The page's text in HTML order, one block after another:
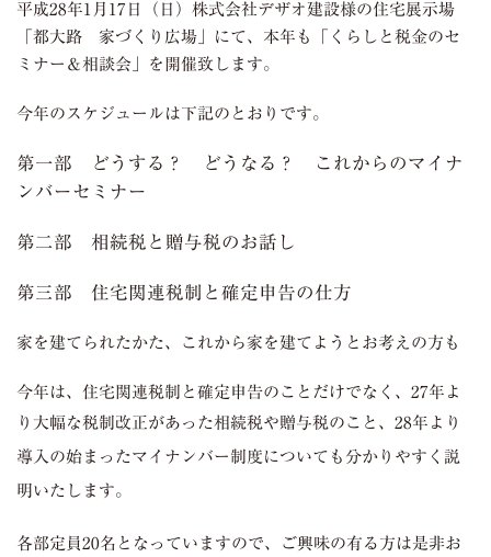
平成28年1月17日（日）株式会社デザオ建設様の住宅展示場
「都大路 家づくり広場」にて、本年も「くらしと税金のセ
ミナー＆相談会」を開催致します。
今年のスケジュールは下記のとおりです。
第一部 どうする？ どうなる？ これからのマイナ
ンバーセミナー
第二部 相続税と贈与税のお話し
第三部 住宅関連税制と確定申告の仕方
家を建てられたかた、これから家を建てようとお考えの方も
今年は、住宅関連税制と確定申告のことだけでなく、27年よ
り大幅な税制改正があった相続税や贈与税のこと、28年 より
導入の始まったマイナンバー制度についても分かりやすく説
明いたします。
各部定員20名となっていますので、ご興味の有る方は是非お